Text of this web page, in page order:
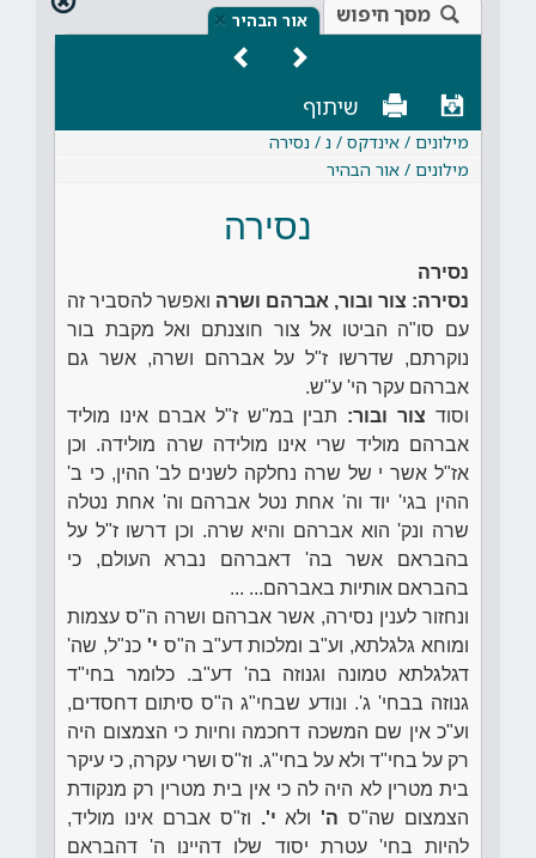
מסך חיפוש אור הבהיר ×
שיתוף
מילונים / אינדקס / נ / נסירה
מילונים / אור הבהיר
נסירה
נסירה
נסירה: צור ובור, אברהם ושרה ואפשר להסביר זה
עם סו"ה הביטו אל צור חוצנתם ואל מקבת בור
נוקרתם, שדרשו ז"ל על אברהם ושרה, אשר גם
אברהם עקר הי' ע"ש.
וסוד צור ובור: תבין במ"ש ז"ל אברם אינו מוליד
אברהם מוליד שרי אינו מולידה שרה מולידה. וכן
אז"ל אשר י של שרה נחלקה לשנים לב' ההין, כי ב'
ההין בגי' יוד וה' אחת נטל אברהם וה' אחת נטלה
שרה ונק' הוא אברהם והיא שרה. וכן דרשו ז"ל על
בהבראם אשר בה' דאברהם נברא העולם, כי
בהבראם אותיות באברהם... ...
ונחזור לענין נסירה, אשר אברהם ושרה ה"ס עצמות
ומוחא גלגלתא, וע"ב ומלכות דע"ב ה"ס י' כנ"ל, שה'
דגלגלתא טמונה וגנוזה בה' דע"ב. כלומר בחי"ד
גנוזה בבחי' ג'. ונודע שבחי"ג ה"ס סיתום דחסדים,
וע"כ אין שם המשכה דחכמה וחיות כי הצמצום היה
רק על בחי"ד ולא על בחי"ג. וז"ס ושרי עקרה, כי עיקר
בית מטרין לא היה לה כי אין בית מטרין רק מנקודת
הצמצום שה"ס ה'ולא י'. וז"ס אברם אינו מוליד,
להיות בחי' עטרת יסוד שלו דהיינו ה' דהבראם